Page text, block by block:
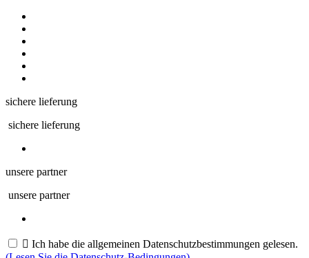
sichere lieferung
sichere lieferung
unsere partner
unsere partner
 Ich habe die allgemeinen Datenschutzbestimmungen gelesen.